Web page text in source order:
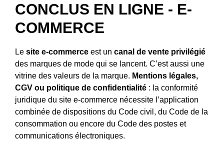
CONCLUS EN LIGNE - E-
COMMERCE
Le site e-commerce est un canal de vente privilégié
des marques de mode qui se lancent. C’est aussi une
vitrine des valeurs de la marque. Mentions légales,
CGV ou politique de confidentialité : la conformité
juridique du site e-commerce nécessite l’application
combinée de dispositions du Code civil, du Code de la
consommation ou encore du Code des postes et
communications électroniques.